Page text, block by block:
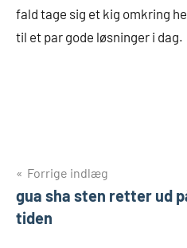
fald tage sig et kig omkring
til et par gode løsninger i dag.
Indlægsnavigation
Forrige indlæg
gua sha sten retter ud
tiden